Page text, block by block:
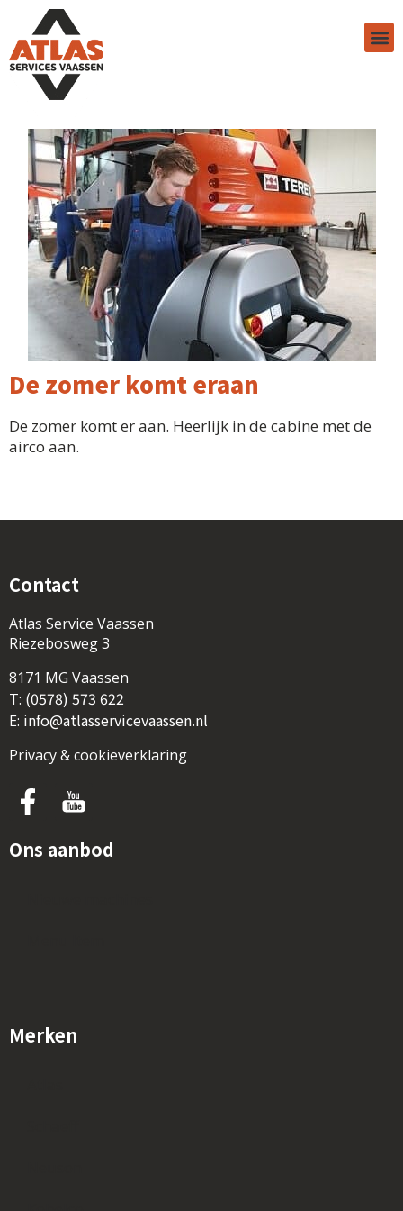
De zomer komt eraan
De zomer komt er aan. Heerlijk in de cabine met de
airco aan.
Contact
Atlas Service Vaassen
Riezebosweg 3
8171 MG Vaassen
T: (0578) 573 622
E: info@atlasservicevaassen.nl
Privacy & cookieverklaring
Ons aanbod
Merken